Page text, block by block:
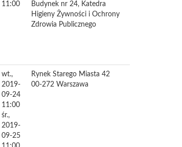
11:00
Budynek nr 24, Katedra
Higieny Żywności i Ochrony
Zdrowia Publicznego
wt.,
2019-
09-24
11:00
śr.,
2019-
09-25
Rynek Starego Miasta 42
00-272 Warszawa